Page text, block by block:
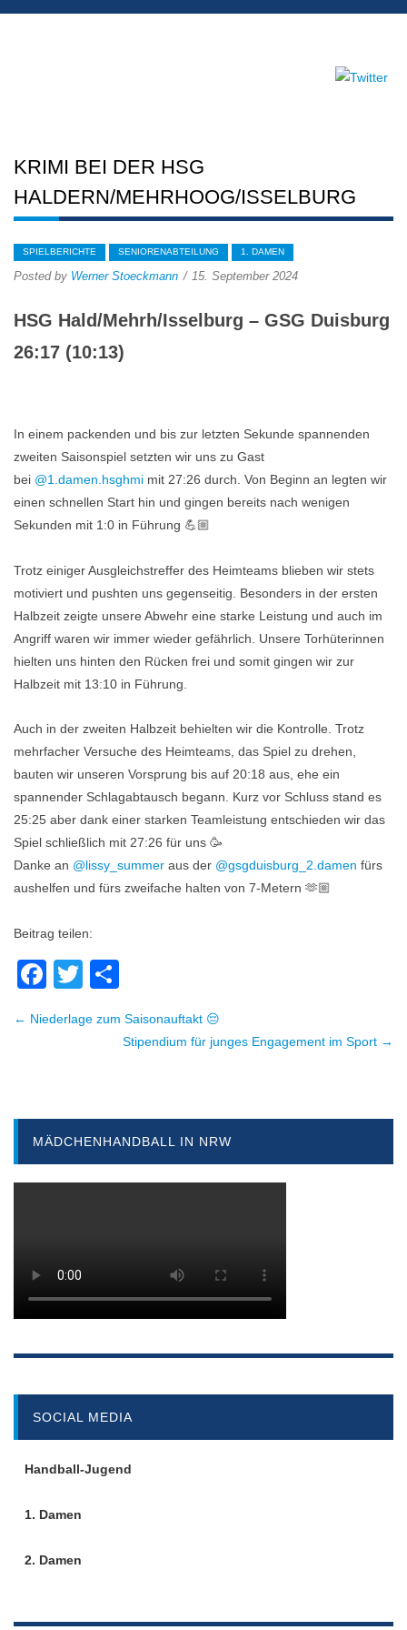
KRIMI BEI DER HSG
HALDERN/MEHRHOOG/ISSELBURG
SPIELBERICHTE SENIORENABTEILUNG 1. DAMEN
Posted by Werner Stoeckmann 15. September 2024
HSG Hald/Mehrh/Isselburg – GSG Duisburg
26:17 (10:13)
In einem packenden und bis zur letzten Sekunde spannenden
zweiten Saisonspiel setzten wir uns zu Gast
bei @1.damen.hsghmi mit 27:26 durch. Von Beginn an legten wir
einen schnellen Start hin und gingen bereits nach wenigen
Sekunden mit 1:0 in Führung 💪🏼
Trotz einiger Ausgleichstreffer des Heimteams blieben wir stets
motiviert und pushten uns gegenseitig. Besonders in der ersten
Halbzeit zeigte unsere Abwehr eine starke Leistung und auch im
Angriff waren wir immer wieder gefährlich. Unsere Torhüterinnen
hielten uns hinten den Rücken frei und somit gingen wir zur
Halbzeit mit 13:10 in Führung.
Auch in der zweiten Halbzeit behielten wir die Kontrolle. Trotz
mehrfacher Versuche des Heimteams, das Spiel zu drehen,
bauten wir unseren Vorsprung bis auf 20:18 aus, ehe ein
spannender Schlagabtausch begann. Kurz vor Schluss stand es
25:25 aber dank einer starken Teamleistung entschieden wir das
Spiel schließlich mit 27:26 für uns 🥳
Danke an @lissy_summer aus der @gsgduisburg_2.damen fürs
aushelfen und fürs zweifache halten von 7-Metern 🫶🏼
Beitrag teilen:
Facebook
Twitter
Beitragsnavigation
← Niederlage zum Saisonauftakt 😔
Stipendium für junges Engagement im Sport →
MÄDCHENHANDBALL IN NRW
SOCIAL MEDIA
Handball-Jugend
1. Damen
2. Damen